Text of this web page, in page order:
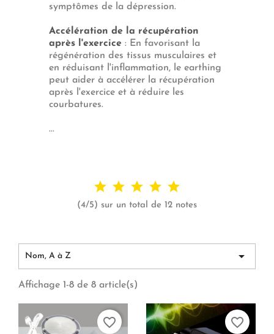
symptômes de la dépression.
Accélération de la récupération
après l'exercice : En favorisant la
régénération des tissus musculaires et
en réduisant l'inflammation, le earthing
peut aider à accélérer la récupération
après l'exercice et à réduire les
courbatures.
...
(4/5) sur un total de 12 notes
Nom, A à Z 
Affichage 1-8 de 8 article(s)
favorite_border favorite_border